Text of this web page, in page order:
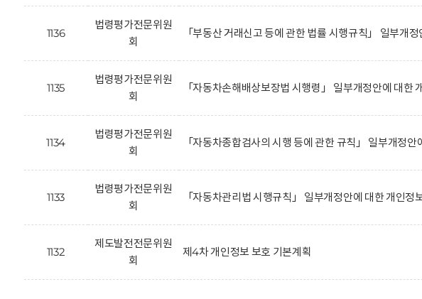
1136
법령평가전문위원
회
「부동산 거래신고 등에 관한 법률 시행규칙」 일부개
1135
법령평가전문위원
회
「자동차손해배상보장법 시행령」 일부개정안에 대한
1134
법령평가전문위원
회
「자동차종합검사의 시행 등에 관한 규칙」 일부개정
1133
법령평가전문위원
회
「자동차관리법 시행규칙」 일부개정안에 대한 개인정
1132
제도발전전문위원
회
제4차 개인정보 보호 기본계획